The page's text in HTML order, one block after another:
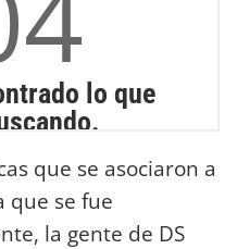
que se asociaron a
que se fue
la gente de DS